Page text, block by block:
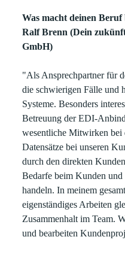
Was macht deinen Beruf
Ralf Brenn (Dein
GmbH)
"Als Ansprechpartner für
die schwierigen Fälle und
Systeme. Besonders
Betreuung der EDI-
wesentliche Mitwirken
Datensätze bei unseren
durch den direkten
Bedarfe beim Kunden
handeln. In meinem
eigenständiges Arbeiten
Zusammenhalt im Team.
und bearbeiten